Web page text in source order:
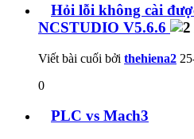
Hỏi lỗi không cài
NCSTUDIO V5.6.6
Viết bài cuối bởi thehiena2
0
PLC vs Mach3